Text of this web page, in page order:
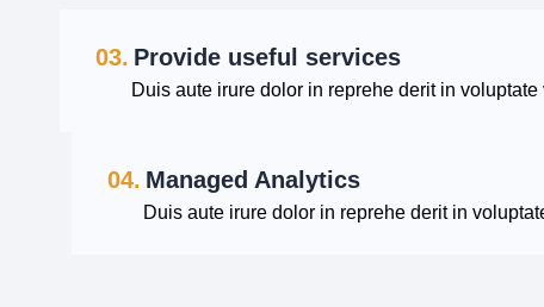
03. Provide useful services
Duis aute irure dolor in reprehe derit in voluptate
04. Managed Analytics
Duis aute irure dolor in reprehe derit in